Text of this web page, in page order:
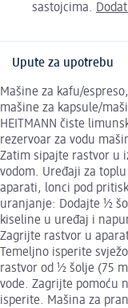
sastojcima.
Upute za upotrebu
Mašine za kafu/
mašine za kapsule/
HEITMANN čiste
rezervoar za vodu
Zatim sipajte rastvor u
vodom. Uređaji za
aparati, lonci pod
uranjanje: Dodajte 1⁄2
kiseline u uređaj i
Zagrijte rastvor u
Temeljno isperite
rastvor od 1⁄2 šolje (75
vode. Zagrijte pomoću
isperite. Mašina za